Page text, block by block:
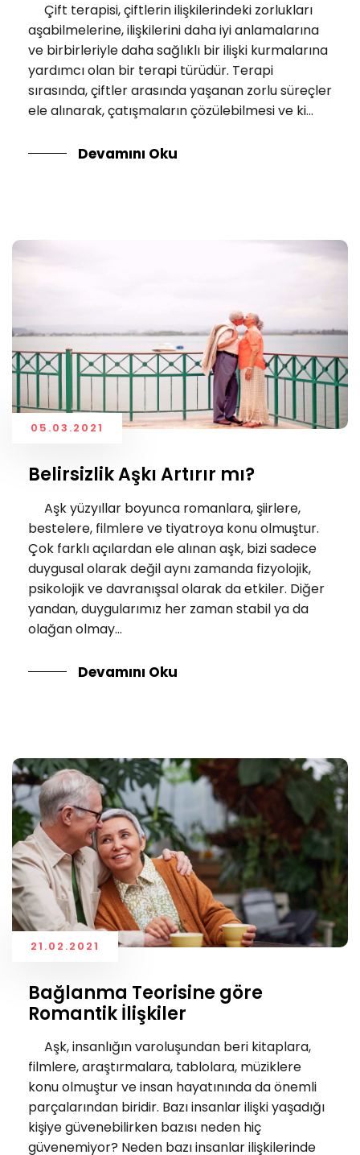
Çift terapisi, çiftlerin ilişkilerindeki zorlukları
aşabilmelerine, ilişkilerini daha iyi anlamalarına
ve birbirleriyle daha sağlıklı bir ilişki kurmalarına
yardımcı olan bir terapi türüdür. Terapi
sırasında, çiftler arasında yaşanan zorlu süreçler
ele alınarak, çatışmaların çözülebilmesi ve ki...
Devamını Oku
05.03.2021
Belirsizlik Aşkı Artırır mı?
Aşk yüzyıllar boyunca romanlara, şiirlere,
bestelere, filmlere ve tiyatroya konu olmuştur.
Çok farklı açılardan ele alınan aşk, bizi sadece
duygusal olarak değil aynı zamanda fizyolojik,
psikolojik ve davranışsal olarak da etkiler. Diğer
yandan, duygularımız her zaman stabil ya da
olağan olmay...
Devamını Oku
21.02.2021
Bağlanma Teorisine göre
Romantik İlişkiler
Aşk, insanlığın varoluşundan beri kitaplara,
filmlere, araştırmalara, tablolara, müziklere
konu olmuştur ve insan hayatınında da önemli
parçalarından biridir. Bazı insanlar ilişki yaşadığı
kişiye güvenebilirken bazısı neden hiç
güvenemiyor? Neden bazı insanlar ilişkilerinde